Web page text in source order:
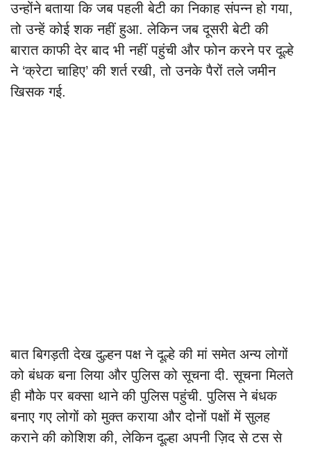
उन्होंने बताया कि जब पहली बेटी का निकाह संपन्न हो गया,
तो उन्हें कोई शक नहीं हुआ. लेकिन जब दूसरी बेटी की
बारात काफी देर बाद भी नहीं पहुंची और फोन करने पर दूल्हे
ने ‘क्रेटा चाहिए’ की शर्त रखी, तो उनके पैरों तले जमीन
खिसक गई.
बात बिगड़ती देख दुल्हन पक्ष ने दूल्हे की मां समेत अन्य लोगों
को बंधक बना लिया और पुलिस को सूचना दी. सूचना मिलते
ही मौके पर बक्सा थाने की पुलिस पहुंची. पुलिस ने बंधक
बनाए गए लोगों को मुक्त कराया और दोनों पक्षों में सुलह
कराने की कोशिश की, लेकिन दूल्हा अपनी ज़िद से टस से